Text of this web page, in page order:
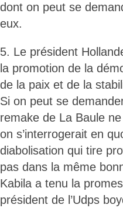
dont on peut se
eux.
5. Le président
la promotion de la
de la paix et de la
Si on peut se
remake de La Baule
on s’interrogerait en
diabolisation qui tire
pas dans la même
Kabila a tenu la
président de l’Udps